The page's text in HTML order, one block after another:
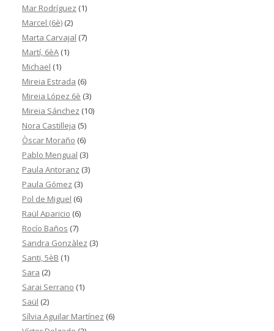
Mar Rodríguez (1)
Marcel (6è) (2)
Marta Carvajal (7)
Martí, 6èA (1)
Michael (1)
Mireia Estrada (6)
Mireia López 6è (3)
Mireia Sánchez (10)
Nora Castilleja (5)
Òscar Moraño (6)
Pablo Mengual (3)
Paula Antoranz (3)
Paula Gómez (3)
Pol de Miguel (6)
Raül Aparicio (6)
Rocío Baños (7)
Sandra Gonzàlez (3)
Santi, 5èB (1)
Sara (2)
Sarai Serrano (1)
Saül (2)
Sílvia Aguilar Martínez (6)